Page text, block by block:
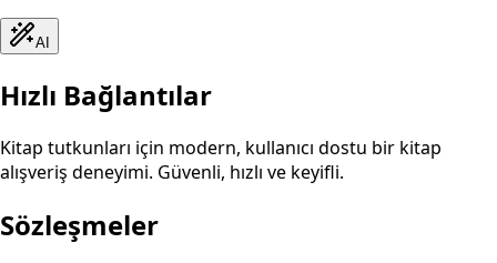
AI
Hızlı Bağlantılar
Kitap tutkunları için modern, kullanıcı dostu bir kitap
alışveriş deneyimi. Güvenli, hızlı ve keyifli.
Sözleşmeler